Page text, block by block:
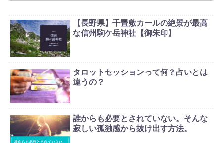
【長野県】千畳敷カールの絶景が最高
な信州駒ケ岳神社【御朱印】
タロットセッションって何？占いとは
違うの？
誰からも必要とされていない。そんな
寂しい孤独感から抜け出す方法。